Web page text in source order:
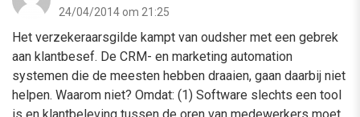
24/04/2014 om 21:25
Het verzekeraarsgilde kampt van oudsher met een gebrek
aan klantbesef. De CRM- en marketing automation
systemen die de meesten hebben draaien, gaan daarbij niet
helpen. Waarom niet? Omdat: (1) Software slechts een tool